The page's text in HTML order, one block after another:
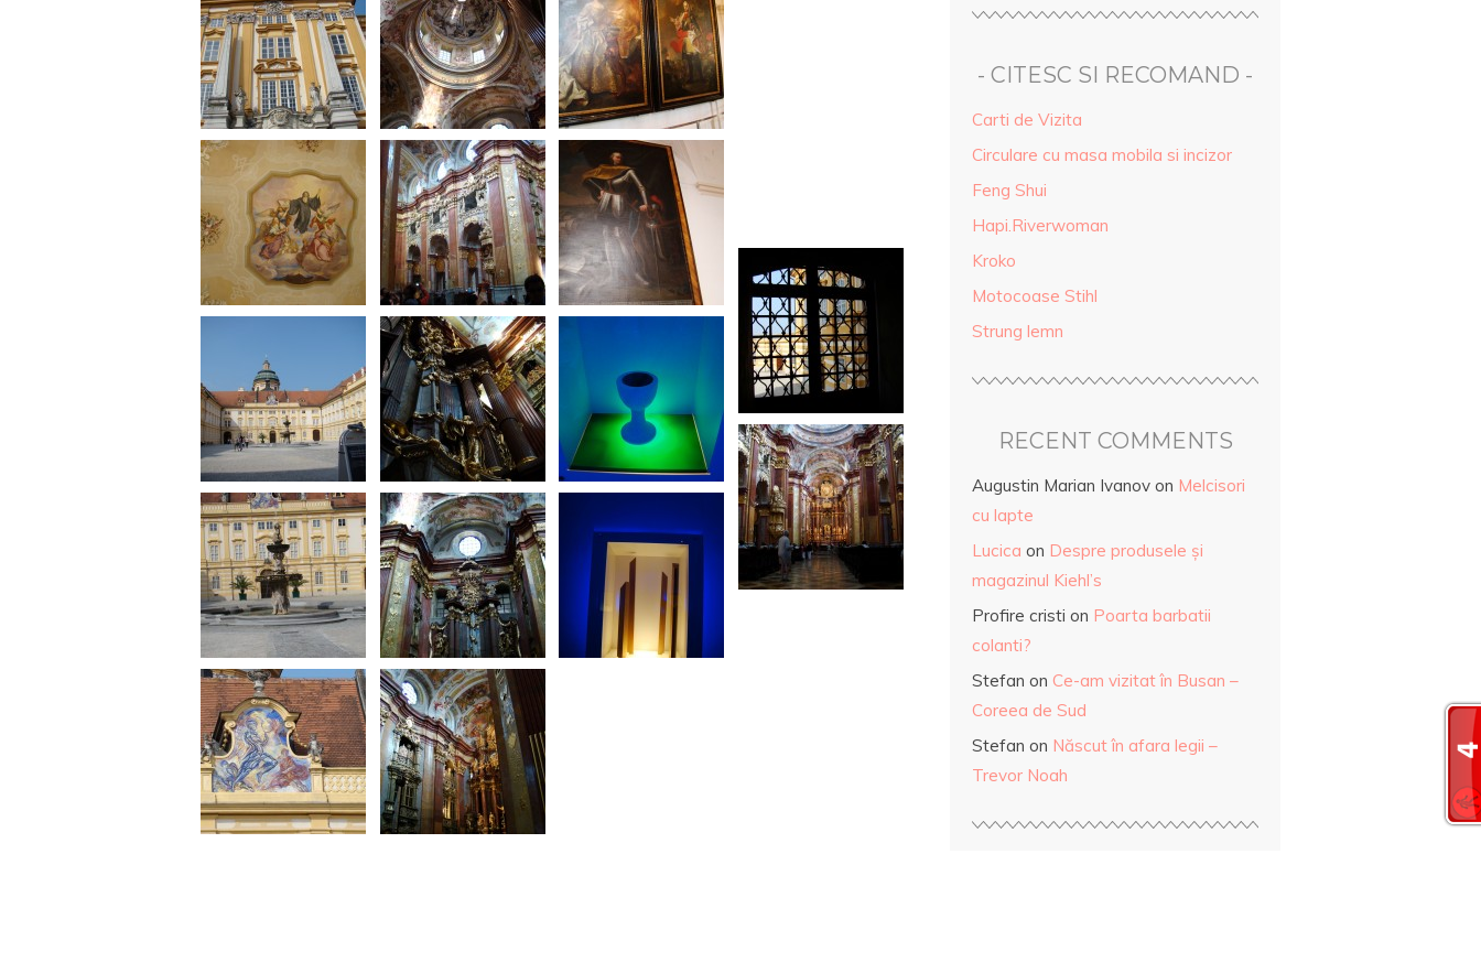
- CITESC SI RECOMAND -
Carti de Vizita
Circulare cu masa mobila si incizor
Feng Shui
Hapi.Riverwoman
Kroko
Motocoase Stihl
Strung lemn
RECENT COMMENTS
Augustin Marian Ivanov on Melcisori
cu lapte
Lucica on Despre produsele și
magazinul Kiehl’s
Profire cristi on Poarta barbatii
colanti?
Stefan on Ce-am vizitat în Busan –
Coreea de Sud
Stefan on Născut în afara legii –
Trevor Noah